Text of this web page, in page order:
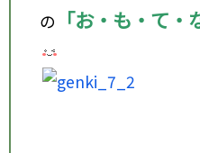
の
「お・も・て・